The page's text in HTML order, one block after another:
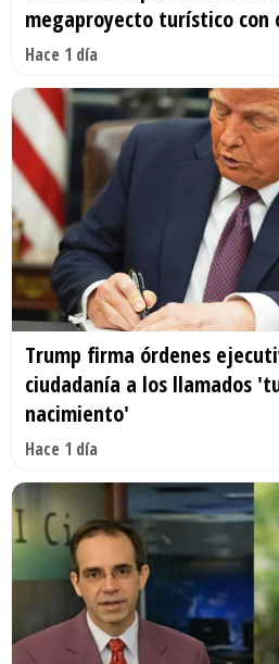
megaproyecto turístico con
Hace 1 día
Trump firma órdenes
ciudadanía a los llamados
nacimiento'
Hace 1 día